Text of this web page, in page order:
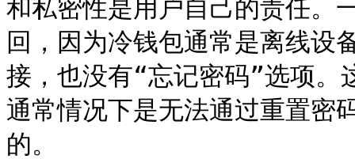
和私密性是用户自己的责任。
回，因为冷钱包通常是离线设
接，也没有“忘记密码”选项。
通常情况下是无法通过重置密
的。